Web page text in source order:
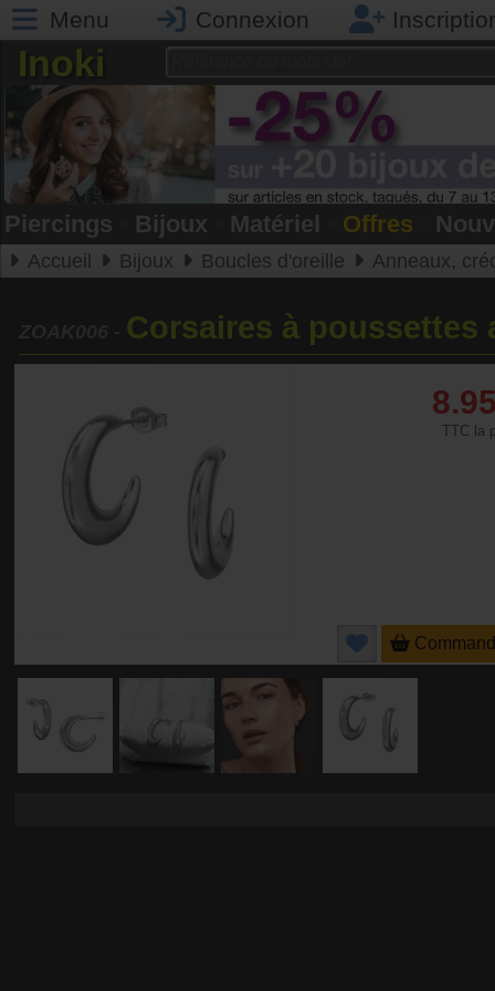
Menu Connexion
Inoki
Piercings Bijoux Matériel Offres
Accueil Bijoux Boucles d'oreille Anneaux,
Corsaires à poussettes
8.95
TTC la